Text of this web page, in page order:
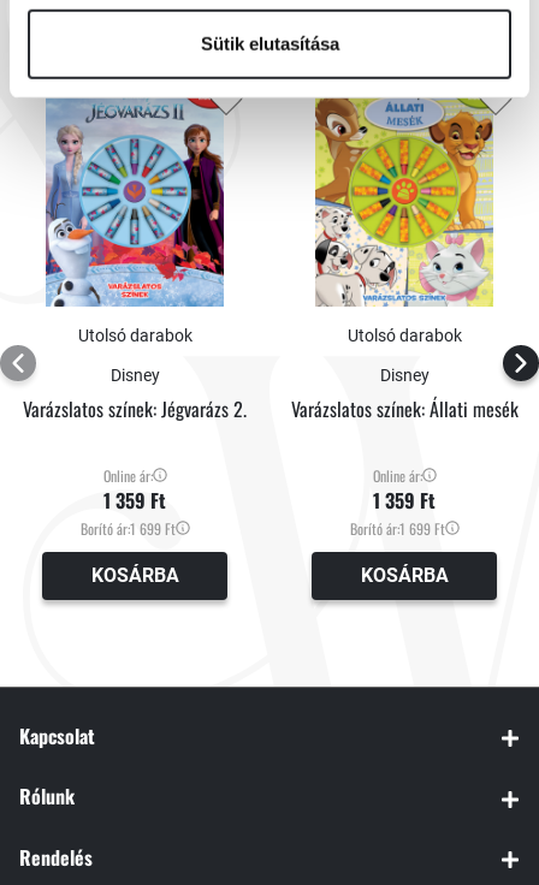
Sütik elutasítása
Utolsó darabok
Disney
Varázslatos színek: Jégvarázs 2.
Online ár:
1 359 Ft
Borító ár:1 699 Ft
KOSÁRBA
Utolsó darabok
Disney
Varázslatos színek: Állati mesék
Online ár:
1 359 Ft
Borító ár:1 699 Ft
KOSÁRBA
Kapcsolat
Rólunk
Rendelés